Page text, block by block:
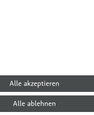
Alle akzeptieren
Alle ablehnen